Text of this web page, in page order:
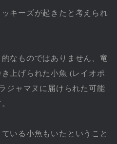
キーズが起きたと考えられ
なものではありません、竜
上げられた小魚 (レイオポ
ジャマヌに届けられた可能
いる小魚もいたということ